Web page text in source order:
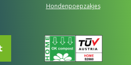
Hondenpoepzakjes